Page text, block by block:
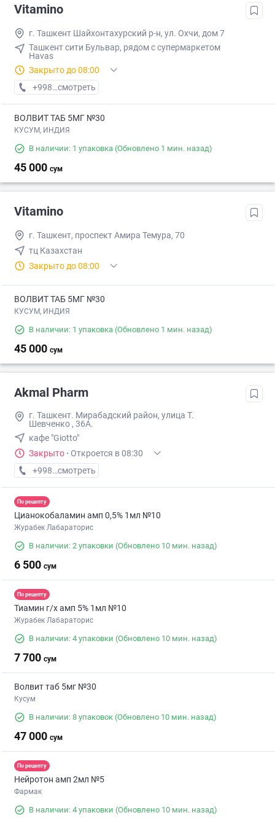
Vitamino
г. Ташкент Шайхонтахурский р-н, ул. Охчи, дом 7
Ташкент сити Бульвар, рядом с супермаркетом
Havas
Закрыто до 08:00
+998 (95) XXX-XX-XX
смотреть
ВОЛВИТ ТАБ 5МГ №30
КУСУМ, ИНДИЯ
В наличии: 1 упаковка (Обновлено 1 мин. назад)
45 000 сум
Vitamino
г. Ташкент, проспект Амира Темура, 70
тц Казахстан
Закрыто до 08:00
ВОЛВИТ ТАБ 5МГ №30
КУСУМ, ИНДИЯ
В наличии: 1 упаковка (Обновлено 1 мин. назад)
45 000 сум
Akmal Pharm
г. Ташкент. Мирабадский район, улица Т.
Шевченко , 36А.
кафе "Giotto"
Закрыто · Откроется в 08:30
+998 (99) XXX-XX-XX
смотреть
По рецепту
Цианокобаламин амп 0,5% 1мл №10
Журабек Лабараторис
В наличии: 2 упаковки (Обновлено 10 мин. назад)
6 500 сум
По рецепту
Тиамин г/х амп 5% 1мл №10
Журабек Лабараторис
В наличии: 4 упаковки (Обновлено 10 мин. назад)
7 700 сум
Волвит таб 5мг №30
Кусум
В наличии: 8 упаковок (Обновлено 10 мин. назад)
47 000 сум
По рецепту
Нейротон амп 2мл №5
Фармак
В наличии: 4 упаковки (Обновлено 10 мин. назад)